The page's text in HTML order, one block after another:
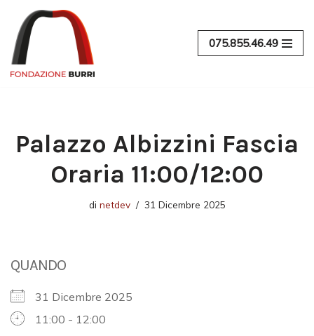
Vai
al
contenuto
075.855.46.49
Palazzo Albizzini Fascia
Oraria 11:00/12:00
di netdev 31 Dicembre 2025
QUANDO
31 Dicembre 2025
11:00 - 12:00